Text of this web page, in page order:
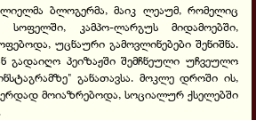
ბლოგერმა, მაიკ ლეაუმ, რომელიც
სოფელში, კამპო-ლარგუს მიდამოებში,
უცნაური გამოვლინებები შენიშნა.
გადაიღო პეიზაჟში შემჩნეული უჩვეულო
განათავსა. მოკლე დროში ის,
მოიაზრებოდა, სოციალურ ქსელებში